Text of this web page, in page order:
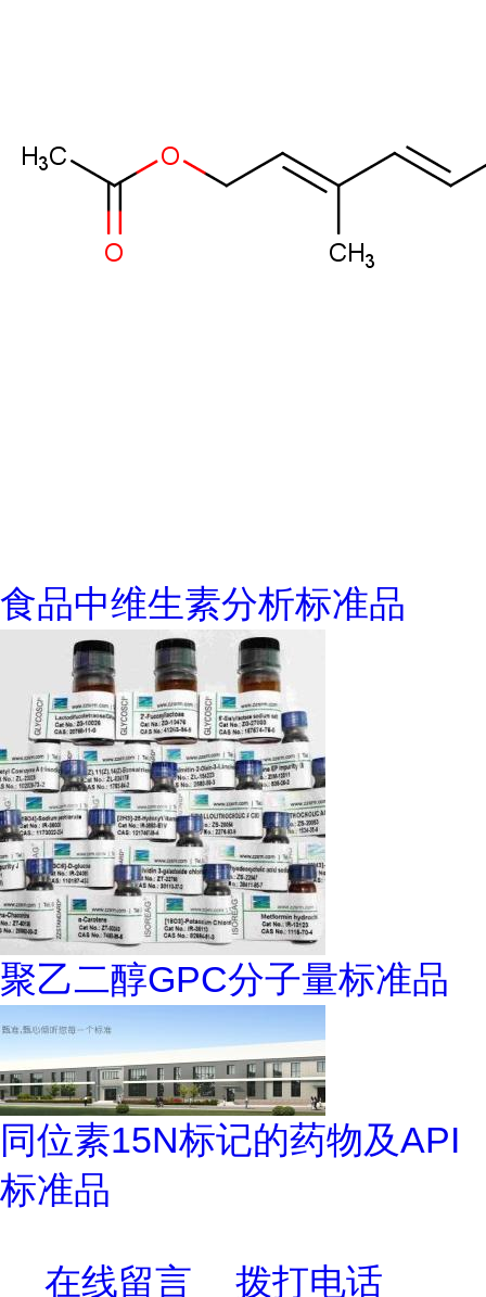
食品中维生素分析标准品
聚乙二醇GPC分子量标准品
同位素15N标记的药物及API
标准品
在线留言 拨打电话